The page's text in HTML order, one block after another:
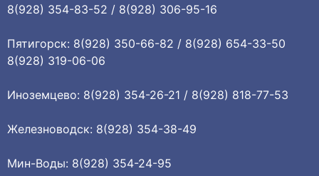
8(928) 354-83-52 / 8(928) 306-95-16
Пятигорск: 8(928) 350-66-82 / 8(928) 654-33-50
8(928) 319-06-06
Иноземцево: 8(928) 354-26-21 / 8(928) 818-77-53
Железноводск: 8(928) 354-38-49
Мин-Воды: 8(928) 354-24-95